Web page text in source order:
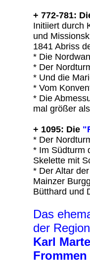
+ 772-781:
Initiiert durch
und
1841 Abriss
* Die
* Der
* Und die
* Vom
* Die
mal größer
+ 1095: Die
* Der
* Im Südturm
Skelette mit
* Der Altar
Mainzer
Bütthard und
Das
der
Karl
Frommen